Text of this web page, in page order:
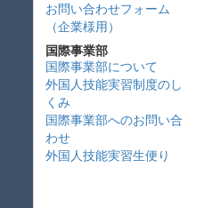
お問い合わせフォーム
（企業様用）
国際事業部
国際事業部について
外国人技能実習制度のし
くみ
国際事業部へのお問い合
わせ
外国人技能実習生便り